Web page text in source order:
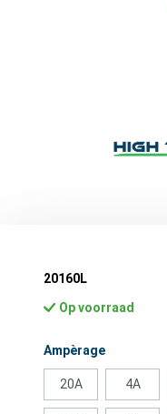
20160L
Op voorraad
Selecteer
Ampèrage
20A 4A